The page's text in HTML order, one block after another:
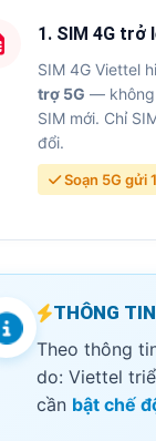
Kiểm tra SIM & thiết
Gói cước 5G
Câu hỏi thường gặp
1. SIM 4G trở
SIM 4G Viettel
trợ 5G — không
SIM mới. Chỉ
đổi.
Soạn 5G gửi
THÔNG
Theo thông
do: Viettel
cần bật chế